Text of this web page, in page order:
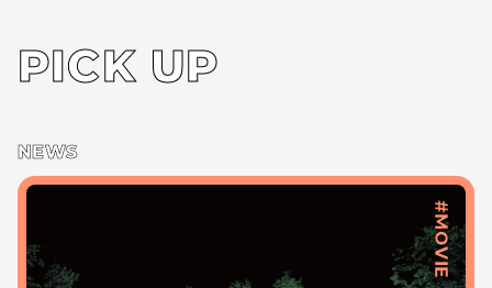
PICK UP
NEWS
#MOVIE